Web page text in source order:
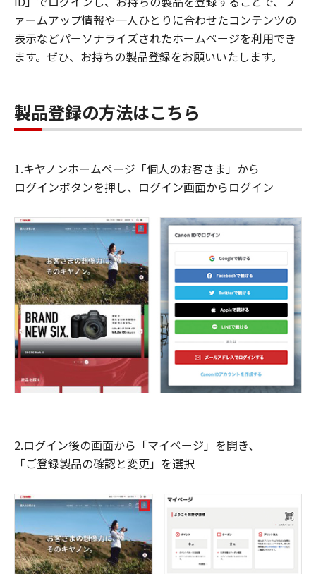
ァームアップ情報や一人ひとりに合わせたコンテンツの
表示などパーソナライズされたホームページを利用でき
ます。ぜひ、お持ちの製品登録をお願いいたします。
製品登録の方法はこちら
1.キヤノンホームページ「個人のお客さま」から
ログインボタンを押し、ログイン画面からログイン
2.ログイン後の画面から「マイページ」を開き、
「ご登録製品の確認と変更」を選択